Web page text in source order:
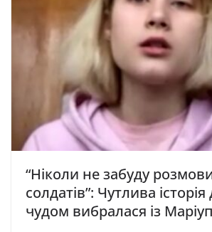
“Ніколи не забуду
солдатів”: Чутлива
чудом вибралася із